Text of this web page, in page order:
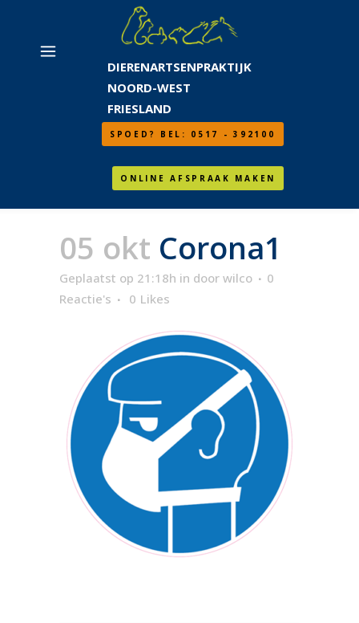
DIERENARTSENPRAKTIJK
NOORD-WEST
FRIESLAND
SPOED? BEL: 0517 - 392100
ONLINE AFSPRAAK MAKEN
05 okt Corona1
Geplaatst op 21:18h in door wilco
0
Reactie's
0 Likes